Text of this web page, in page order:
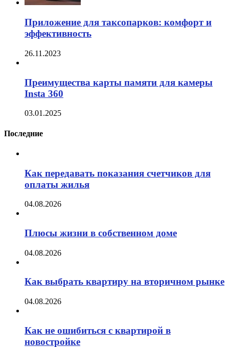
Приложение для таксопарков: комфорт и
эффективность
26.11.2023
Преимущества карты памяти для камеры
Insta 360
03.01.2025
Последние
Как передавать показания счетчиков для
оплаты жилья
04.08.2026
Плюсы жизни в собственном доме
04.08.2026
Как выбрать квартиру на вторичном рынке
04.08.2026
Как не ошибиться с квартирой в
новостройке